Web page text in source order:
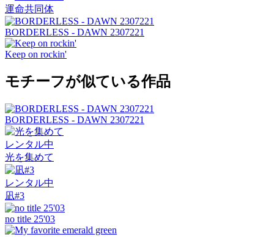
運命共同体
BORDERLESS - DAWN 2307221
Keep on rockin'
モチーフが似ている作品
BORDERLESS - DAWN 2307221
レンタル中
光を集めて
レンタル中
凪#3
no title 25'03